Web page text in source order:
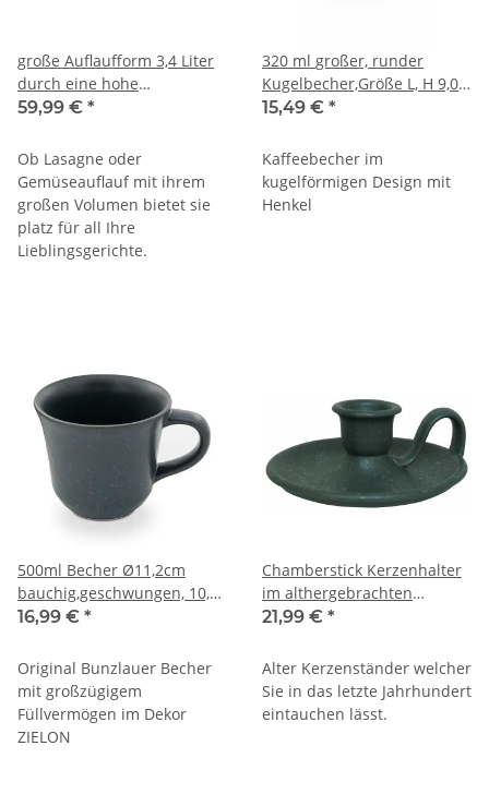
große Auflaufform 3,4 Liter
durch eine hohe
Wandhhöhe von 7,0cm 32,0
59,99 € *
Ob Lasagne oder
Gemüseauflauf mit ihrem
großen Volumen bietet sie
platz für all Ihre
Lieblingsgerichte.
320 ml großer, runder
Kugelbecher,Größe L, H 9,0
cm, Ø 8,5 cm, Dekor ZIELON
15,49 € *
Kaffeebecher im
kugelförmigen Design mit
Henkel
500ml Becher Ø11,2cm
bauchig,geschwungen, 10,0
cm hoch Dekor ZIELON
16,99 € *
Original Bunzlauer Becher
mit großzügigem
Füllvermögen im Dekor
ZIELON
Chamberstick Kerzenhalter
im althergebrachten
Nachttischdesign, Dekor
21,99 € *
Alter Kerzenständer welcher
Sie in das letzte Jahrhundert
eintauchen lässt.